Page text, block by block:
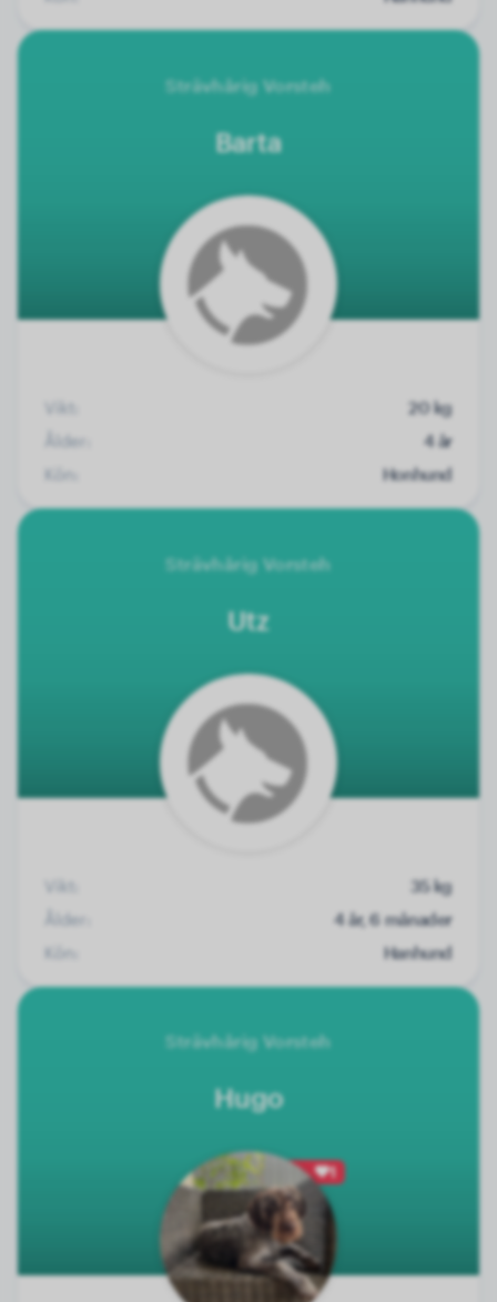
Strävhårig Vorsteh
Barta
Vikt:
20 kg
Ålder:
4 år
Kön:
Honhund
Strävhårig Vorsteh
Utz
Vikt:
35 kg
Ålder:
4 år, 6 månader
Kön:
Hanhund
Strävhårig Vorsteh
Hugo
1